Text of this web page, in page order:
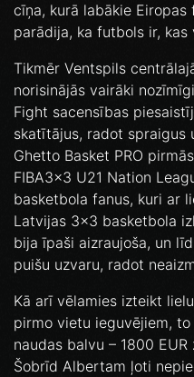
cīņa, kurā labākie
parādija, ka futbols ir, kas
Tikmēr Ventspils
norisinājās vairāki
Fight sacensības
skatītājus, radot spraigus
Ghetto Basket PRO
FIBA3x3 U21 Nation
basketbola fanus, kuri ar
Latvijas 3x3 basketbola
bija īpaši aizraujoša, un
puišu uzvaru, radot
Kā arī vēlamies izteikt
pirmo vietu ieguvējiem,
naudas balvu – 1800
Šobrīd Albertam ļoti